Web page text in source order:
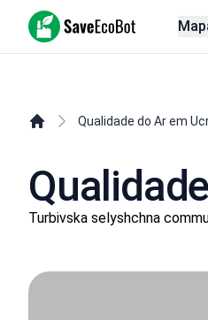
SaveEcoBot
Qualidade do Ar em
Turbivska selyshchna